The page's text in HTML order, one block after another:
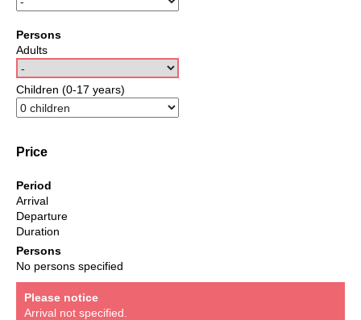
Persons
Adults
Children (0-17 years)
Price
Period
Arrival
Departure
Duration
Persons
No persons specified
Please notice
Arrival not specified.